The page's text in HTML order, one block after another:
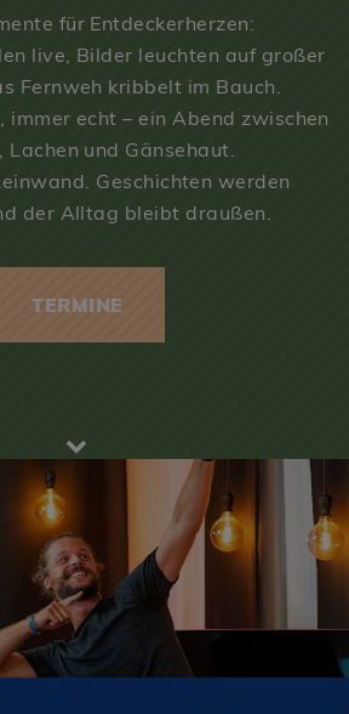
für Entdeckerherzen:
live, Bilder leuchten auf großer
Fernweh kribbelt im Bauch.
immer echt – ein Abend zwischen
Lachen und Gänsehaut.
Geschichten werden
der Alltag bleibt draußen.
TERMINE